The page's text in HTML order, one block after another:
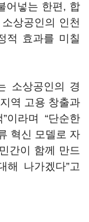
어넣는 한편, 합
상공인의 인천
적 효과를 미칠
소상공인의 경
역 고용 창출과
이라며 “단순한
혁신 모델로 자
간이 함께 만드
해 나가겠다”고